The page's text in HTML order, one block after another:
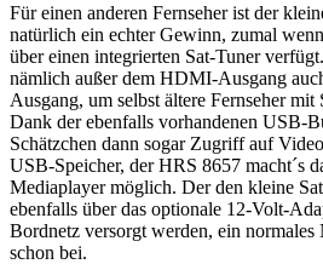
Für einen anderen Fernseher ist der
natürlich ein echter Gewinn, zumal
über einen integrierten Sat-Tuner
nämlich außer dem HDMI-Ausgang
Ausgang, um selbst ältere Fernseher
Dank der ebenfalls vorhandenen USB-
Schätzchen dann sogar Zugriff auf
USB-Speicher, der HRS 8657 macht´s
Mediaplayer möglich. Der den kleine
ebenfalls über das optionale 12-Volt-
Bordnetz versorgt werden, ein
schon bei.